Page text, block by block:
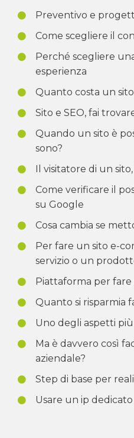
Preventivo e
Come scegliere il
Perché scegliere
esperienza
Quanto costa un
Sito e SEO, fai
Quando un sito è
sono?
Il visitatore di un
Come verificare il
su Google
Cosa cambia se
Per fare un sito e-
servizio o un
Piattaforma per
Quanto si risparmia
Uno degli aspetti
Ma è davvero così
aziendale?
Step di base per
Usare un ip